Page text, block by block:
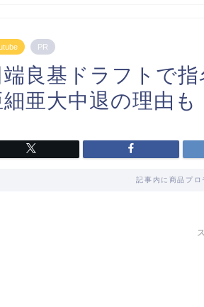
PR
端良基ドラフトで
細亜大中退の理由も
記事内に商品プ